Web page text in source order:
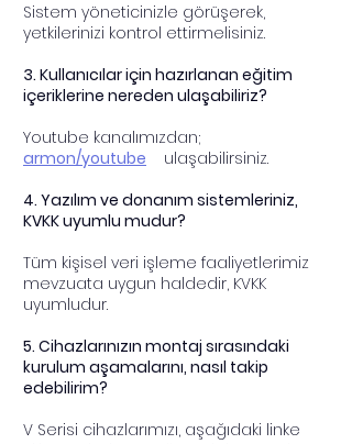
Sistem yöneticinizle görüşerek,
yetkilerinizi kontrol ettirmelisiniz.
3. Kullanıcılar için hazırlanan eğitim
içeriklerine nereden ulaşabiliriz?
Youtube kanalımızdan;
armon/youtube ulaşabilirsiniz.
4. Yazılım ve donanım sistemleriniz,
KVKK uyumlu mudur?
Tüm kişisel veri işleme faaliyetlerimiz
mevzuata uygun haldedir, KVKK
uyumludur.
5. Cihazlarınızın montaj sırasındaki
kurulum aşamalarını, nasıl takip
edebilirim?
V Serisi cihazlarımızı, aşağıdaki linke